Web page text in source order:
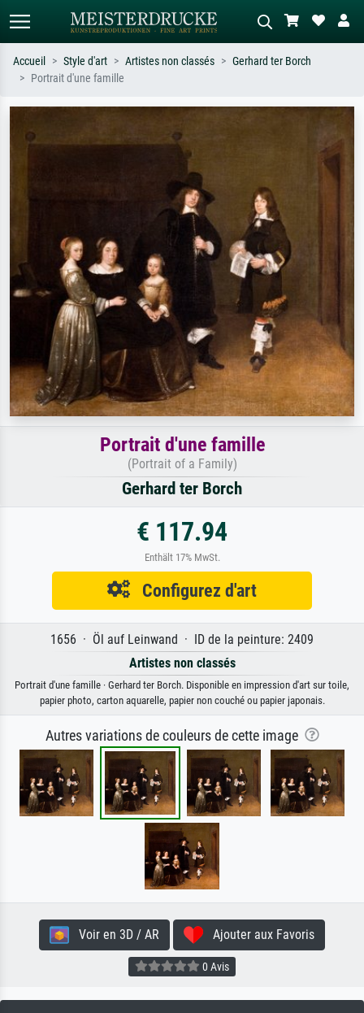
tableau sombre, nu debout près d'un
Accueil Style d'art Artistes non classés
Gerhard ter Borch
Portrait d'une famille
Portrait d'une famille
(Portrait of a Family)
Gerhard ter Borch
€ 117.94
Enthält 17% MwSt.
Configurez d'art
1656 · Öl auf Leinwand · ID de la peinture: 2409
Artistes non classés
Portrait d'une famille · Gerhard ter Borch. Disponible en impression d'art sur toile,
papier photo, carton aquarelle, papier non couché ou papier japonais.
Autres variations de couleurs de cette image
Voir en 3D / AR Ajouter aux Favoris
0 Avis